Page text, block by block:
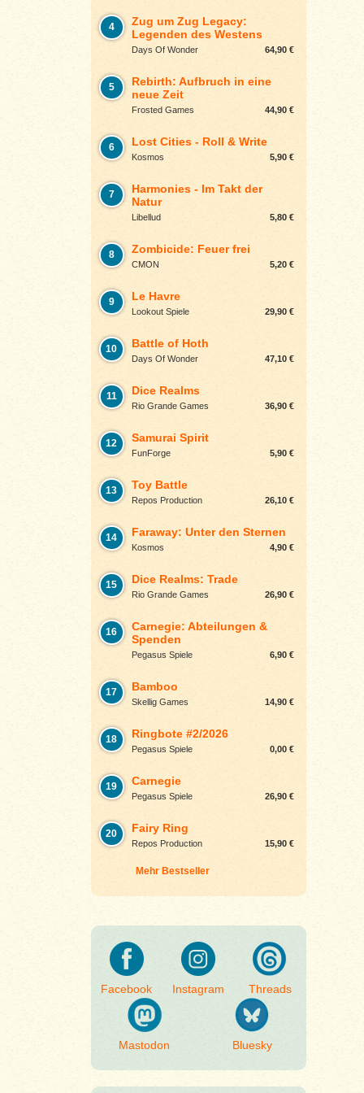
4
Zug um Zug Legacy:
Legenden des Westens
Days Of Wonder 64,90 €
5
Rebirth: Aufbruch in eine
neue Zeit
Frosted Games 44,90 €
6 Lost Cities - Roll & Write
Kosmos 5,90 €
7
Harmonies - Im Takt der
Natur
Libellud 5,80 €
8 Zombicide: Feuer frei
CMON 5,20 €
9 Le Havre
Lookout Spiele 29,90 €
10 Battle of Hoth
Days Of Wonder 47,10 €
11 Dice Realms
Rio Grande Games 36,90 €
12 Samurai Spirit
FunForge 5,90 €
13 Toy Battle
Repos Production 26,10 €
14 Faraway: Unter den Sternen
Kosmos 4,90 €
15 Dice Realms: Trade
Rio Grande Games 26,90 €
16
Carnegie: Abteilungen &
Spenden
Pegasus Spiele 6,90 €
17 Bamboo
Skellig Games 14,90 €
18 Ringbote #2/2026
Pegasus Spiele 0,00 €
19 Carnegie
Pegasus Spiele 26,90 €
20 Fairy Ring
Repos Production 15,90 €
Mehr Bestseller
Facebook Instagram Threads
Mastodon Bluesky